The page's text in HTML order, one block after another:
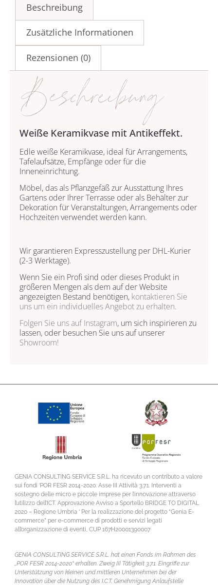
Beschreibung
Zusätzliche Informationen
Rezensionen (0)
Beschreibung
Weiße Keramikvase mit Antikeffekt.
Edle weiße Keramikvase, ideal für Arrangements,
Tafelaufsätze, Empfänge oder für die
Inneneinrichtung.
Möbel, das als Pflanzgefäß zur Ausstattung Ihres
Gartens oder Ihrer Terrasse oder als Behälter zur
Dekoration für Veranstaltungen, Arrangements oder
Hochzeiten verwendet werden kann.
Wir garantieren Expresszustellung per DHL-Kurier
(2-3 Werktage).
Wenn Sie ein Profi sind oder dieses Produkt in
größeren Mengen als dem auf der Website
angezeigten Bestand benötigen, kontaktieren Sie
uns um ein individuelles Angebot zu erhalten.
Folgen Sie uns aufInstagram, um sich inspirieren zu
lassen, oder besuchen Sie uns auf unserer
Showroom!
GENIA CONSULTING SERVICE S.R.L. ha ricevuto un contributo a valore
sui fondi ‘POR FESR 2014-2020. Asse III Attività 3.7.1. Interventi a
sostegno delle micro e piccole imprese per l’innovazione attraverso
l’utilizzo dell’ICT. Approvazione Avviso a Sportello BRIDGE TO DIGITAL
2020 – Regione Umbria ‘ Per la realizzazione del progetto “Genia E-
commerce” per e-commerce di prodotti e servizi legati
all’organizzazione di eventi, CUP 167H20001390007
GENIA CONSULTING SERVICE S.R.L. hat einen Fonds im Rahmen des
„POR FESR 2014-2020“ erhalten. Zweig III Tätigkeit 3.7.1. Eingriffe zur
Unterstützung von kleinen und mittleren Unternehmen bei der
Innovation über die Nutzung des I.C.T. Genehmigung Anlaufstelle